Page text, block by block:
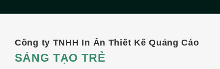
Công ty TNHH In Ấn Thiết Kế Quảng Cáo
SÁNG TẠO TRẺ